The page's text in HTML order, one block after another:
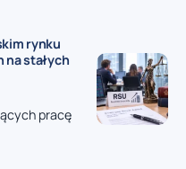
rynku
na stałych
pracę